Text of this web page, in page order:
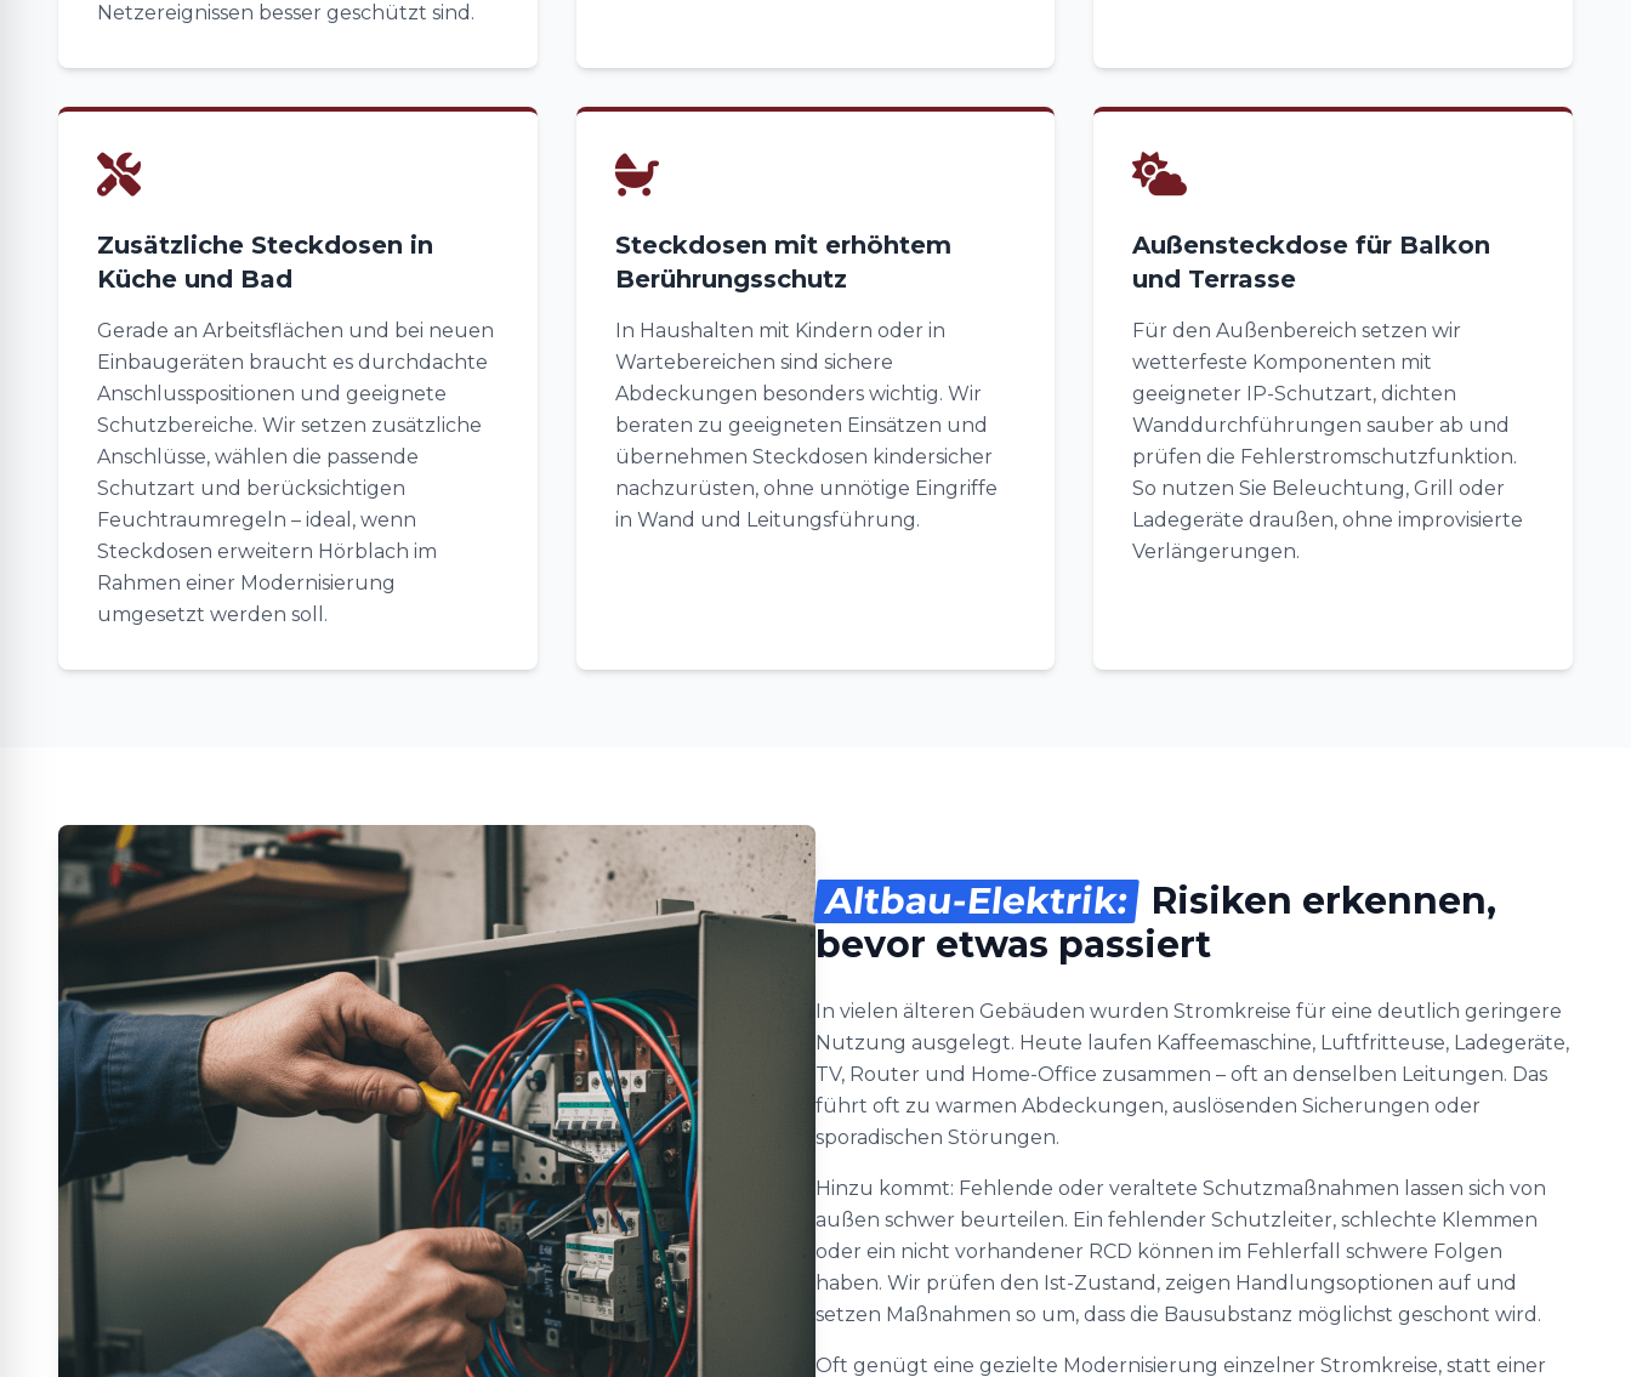
Netzereignissen besser geschützt sind.
Zusätzliche Steckdosen in
Küche und Bad
Gerade an Arbeitsflächen und bei neuen
Einbaugeräten braucht es durchdachte
Anschlusspositionen und geeignete
Schutzbereiche. Wir setzen zusätzliche
Anschlüsse, wählen die passende
Schutzart und berücksichtigen
Feuchtraumregeln – ideal, wenn
Steckdosen erweitern Hörblach im
Rahmen einer Modernisierung
umgesetzt werden soll.
Steckdosen mit erhöhtem
Berührungsschutz
In Haushalten mit Kindern oder in
Wartebereichen sind sichere
Abdeckungen besonders wichtig. Wir
beraten zu geeigneten Einsätzen und
übernehmen Steckdosen kindersicher
nachzurüsten, ohne unnötige Eingriffe
in Wand und Leitungsführung.
Außensteckdose für Balkon
und Terrasse
Für den Außenbereich setzen wir
wetterfeste Komponenten mit
geeigneter IP-Schutzart, dichten
Wanddurchführungen sauber ab und
prüfen die Fehlerstromschutzfunktion.
So nutzen Sie Beleuchtung, Grill oder
Ladegeräte draußen, ohne improvisierte
Verlängerungen.
Altbau-Elektrik: Risiken erkennen,
bevor etwas passiert
In vielen älteren Gebäuden wurden Stromkreise für eine deutlich geringere
Nutzung ausgelegt. Heute laufen Kaffeemaschine, Luftfritteuse, Ladegeräte,
TV, Router und Home-Office zusammen – oft an denselben Leitungen. Das
führt oft zu warmen Abdeckungen, auslösenden Sicherungen oder
sporadischen Störungen.
Hinzu kommt: Fehlende oder veraltete Schutzmaßnahmen lassen sich von
außen schwer beurteilen. Ein fehlender Schutzleiter, schlechte Klemmen
oder ein nicht vorhandener RCD können im Fehlerfall schwere Folgen
haben. Wir prüfen den Ist-Zustand, zeigen Handlungsoptionen auf und
setzen Maßnahmen so um, dass die Bausubstanz möglichst geschont wird.
Oft genügt eine gezielte Modernisierung einzelner Stromkreise, statt einer